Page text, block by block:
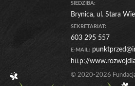
SIEDZIBA:
Brynica, ul. Stara
SEKRETARIAT:
603 295 557
E-MAIL:
http://
© 2020-2026 Fundacja